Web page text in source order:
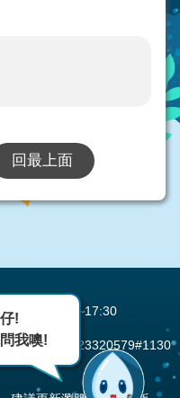
回最上面
PM13:30~17:30
電話：(04)23320579#1130
!
我噢!